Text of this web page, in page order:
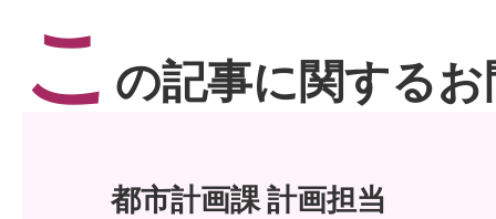
こ の記事に関する
都市計画課 計画担当